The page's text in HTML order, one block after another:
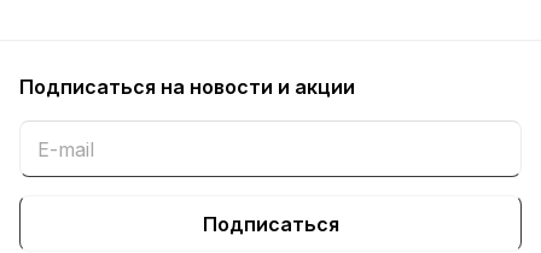
Подписаться на новости и акции
Подписаться